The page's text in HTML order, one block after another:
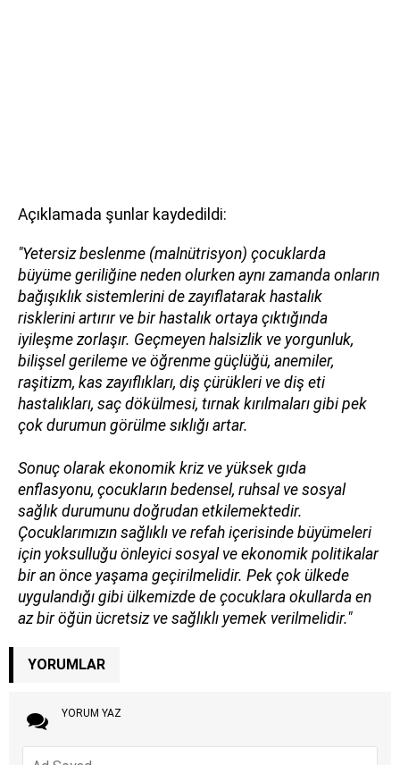
Açıklamada şunlar kaydedildi:
"Yetersiz beslenme (malnütrisyon) çocuklarda
büyüme geriliğine neden olurken aynı zamanda onların
bağışıklık sistemlerini de zayıflatarak hastalık
risklerini artırır ve bir hastalık ortaya çıktığında
iyileşme zorlaşır. Geçmeyen halsizlik ve yorgunluk,
bilişsel gerileme ve öğrenme güçlüğü, anemiler,
raşitizm, kas zayıflıkları, diş çürükleri ve diş eti
hastalıkları, saç dökülmesi, tırnak kırılmaları gibi pek
çok durumun görülme sıklığı artar.
Sonuç olarak ekonomik kriz ve yüksek gıda
enflasyonu, çocukların bedensel, ruhsal ve sosyal
sağlık durumunu doğrudan etkilemektedir.
Çocuklarımızın sağlıklı ve refah içerisinde büyümeleri
için yoksulluğu önleyici sosyal ve ekonomik politikalar
bir an önce yaşama geçirilmelidir. Pek çok ülkede
uygulandığı gibi ülkemizde de çocuklara okullarda en
az bir öğün ücretsiz ve sağlıklı yemek verilmelidir."
YORUMLAR
YORUM YAZ